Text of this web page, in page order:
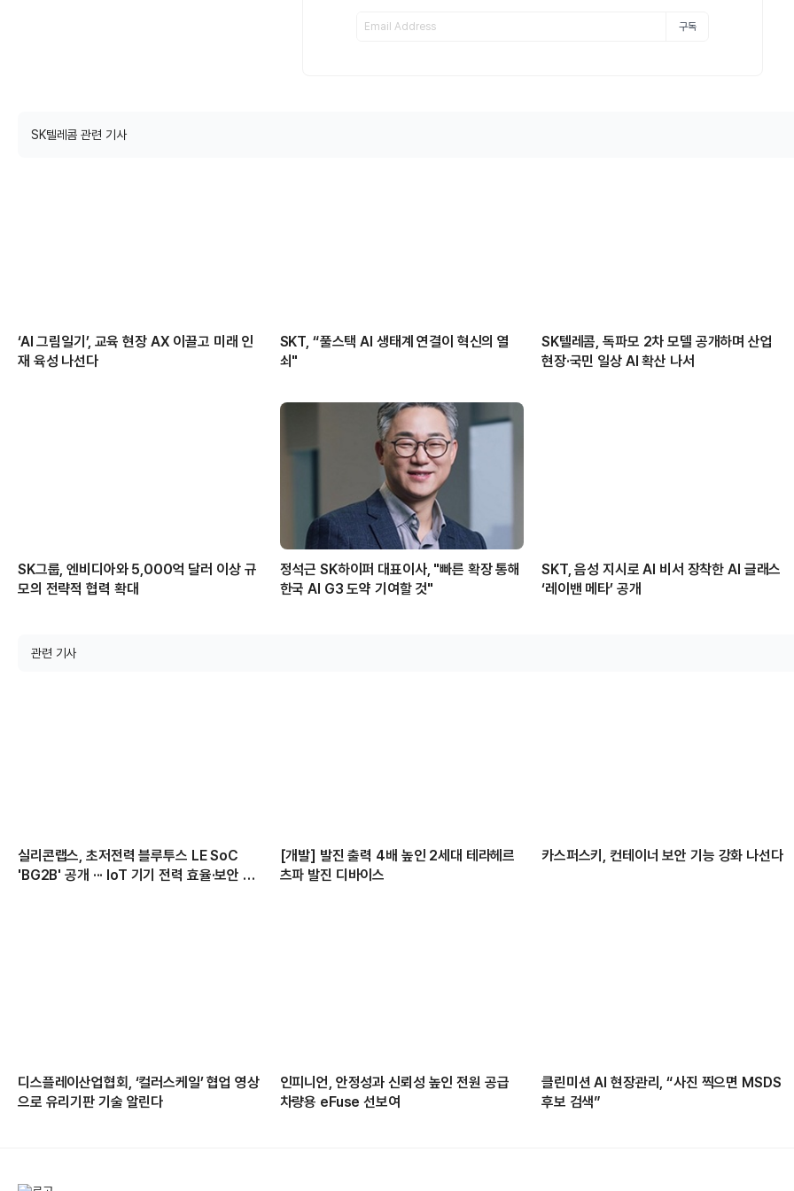
구독
SK텔레콤 관련 기사
‘AI 그림일기’, 교육 현장 AX 이끌고 미래 인
재 육성 나선다
SKT, “풀스택 AI 생태계 연결이 혁신의 열
쇠"
SK텔레콤, 독파모 2차 모델 공개하며 산업
현장·국민 일상 AI 확산 나서
SK그룹, 엔비디아와 5,000억 달러 이상 규
모의 전략적 협력 확대
정석근 SK하이퍼 대표이사, "빠른 확장 통해
한국 AI G3 도약 기여할 것"
SKT, 음성 지시로 AI 비서 장착한 AI 글래스
‘레이밴 메타’ 공개
관련 기사
실리콘랩스, 초저전력 블루투스 LE SoC
'BG2B' 공개 ··· IoT 기기 전력 효율·보안 강
[개발] 발진 출력 4배 높인 2세대 테라헤르
츠파 발진 디바이스
카스퍼스키, 컨테이너 보안 기능 강화 나선다
디스플레이산업협회, ‘컬러스케일’ 협업 영상
으로 유리기판 기술 알린다
인피니언, 안정성과 신뢰성 높인 전원 공급
차량용 eFuse 선보여
클린미션 AI 현장관리, “사진 찍으면 MSDS
후보 검색”